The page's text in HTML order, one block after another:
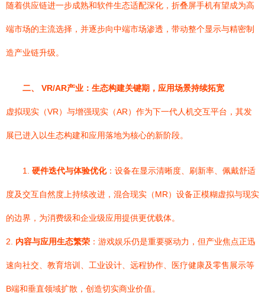
随着供应链进一步成熟和软件生态适配深化，折叠屏手机有望成为高
端市场的主流选择，并逐步向中端市场渗透，带动整个显示与精密制
造产业链升级。
二、 VR/AR产业：生态构建关键期，应用场景持续拓宽
虚拟现实（VR）与增强现实（AR）作为下一代人机交互平台，其发
展已进入以生态构建和应用落地为核心的新阶段。
1. 硬件迭代与体验优化：设备在显示清晰度、刷新率、佩戴舒适
度及交互自然度上持续改进，混合现实（MR）设备正模糊虚拟与现实
的边界，为消费级和企业级应用提供更优载体。
2. 内容与应用生态繁荣 ：游戏娱乐仍是重要驱动力，但产业焦点正迅
速向社交、教育培训、工业设计、远程协作、医疗健康及零售展示等
B端和垂直领域扩散，创造切实商业价值。